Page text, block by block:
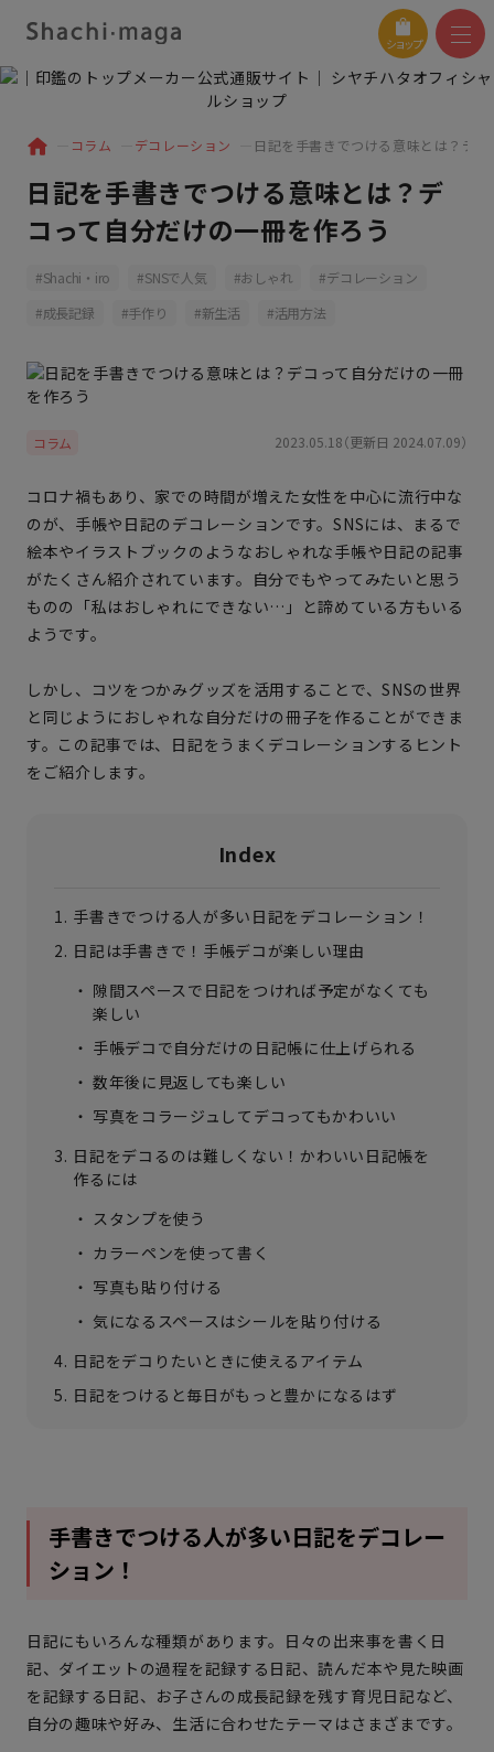
ショップ
コラム デコレーション 日記を手書きでつける意味とは？デ
日記を手書きでつける意味とは？デ
コって自分だけの一冊を作ろう
Shachi・iro SNSで人気 おしゃれ
デコレーション
成長記録
手作り 新生活 活用方法
コラム 2023.05.18（更新日 2024.07.09）
コロナ禍もあり、家での時間が増えた女性を中心に流行中な
のが、手帳や日記のデコレーションです。SNSには、まるで
絵本やイラストブックのようなおしゃれな手帳や日記の記事
がたくさん紹介されています。自分でもやってみたいと思う
ものの「私はおしゃれにできない…」と諦めている方もいる
ようです。
しかし、コツをつかみグッズを活用することで、SNSの世界
と同じようにおしゃれな自分だけの冊子を作ることができま
す。この記事では、日記をうまくデコレーションするヒント
をご紹介します。
Index
手書きでつける人が多い日記をデコレーション！
日記は手書きで！手帳デコが楽しい理由
隙間スペースで日記をつければ予定がなくても
楽しい
手帳デコで自分だけの日記帳に仕上げられる
数年後に見返しても楽しい
写真をコラージュしてデコってもかわいい
日記をデコるのは難しくない！かわいい日記帳を
作るには
スタンプを使う
カラーペンを使って書く
写真も貼り付ける
気になるスペースはシールを貼り付ける
日記をデコりたいときに使えるアイテム
日記をつけると毎日がもっと豊かになるはず
手書きでつける人が多い日記をデコレー
ション！
日記にもいろんな種類があります。日々の出来事を書く日
記、ダイエットの過程を記録する日記、読んだ本や見た映画
を記録する日記、お子さんの成長記録を残す育児日記など、
自分の趣味や好み、生活に合わせたテーマはさまざまです。